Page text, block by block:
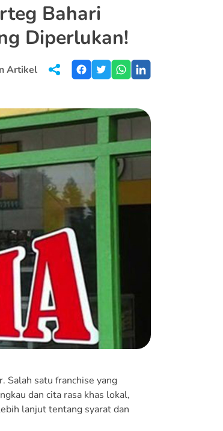
Bahari
Diperlukan!
Artikel
Salah satu franchise yang
dan cita rasa khas lokal,
lanjut tentang syarat dan